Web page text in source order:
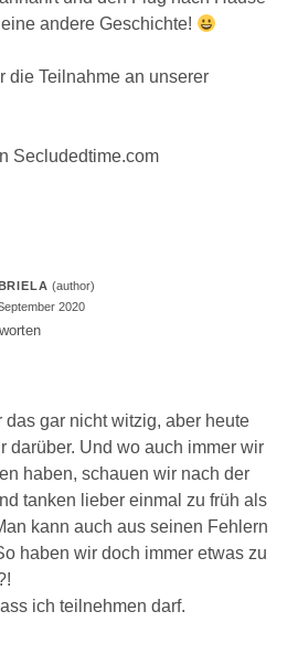
andere Geschichte!
die Teilnahme an unserer
Secludedtime.com
2020
das gar nicht witzig, aber heute
darüber. Und wo auch immer wir
haben, schauen wir nach der
tanken lieber einmal zu früh als
kann auch aus seinen Fehlern
haben wir doch immer etwas zu
ich teilnehmen darf.